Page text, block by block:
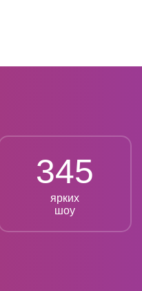
345
ярких
шоу